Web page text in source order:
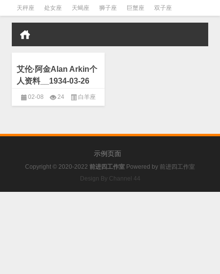
天秤座 处女座 天蝎座 狮子座 巨蟹座 双子座
金牛座 双鱼座 水瓶座
艾伦·阿金Alan Arkin个
人资料__1934-03-26
02-08 24 白羊座
示例页面
Copyright © 2020-2022 前进四工作室 Powered by 前进四工作室
Design By Channel 44